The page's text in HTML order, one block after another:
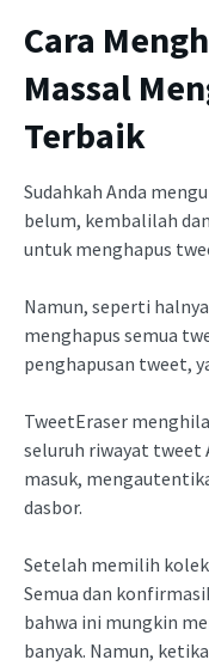
Cara
Massal
Terbaik
Sudahkah Anda
belum, kembalilah
untuk menghapus
Namun, seperti
menghapus semua
penghapusan tweet,
TweetEraser
seluruh riwayat tweet
masuk,
dasbor.
Setelah memilih
Semua dan
bahwa ini mungkin
banyak. Namun,